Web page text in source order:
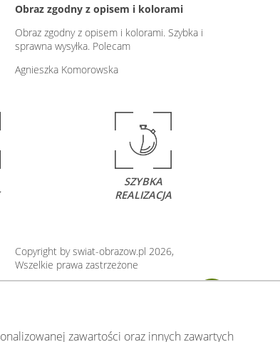
zawartości oraz innych zawartych
Obraz zgodny z opisem i kolorami
Obraz zgodny z opisem i kolorami. Szybka i
sprawna wysyłka. Polecam
Agnieszka Komorowska
SZYBKA
REALIZACJA
Copyright by swiat-obrazow.pl 2026,
Wszelkie prawa zastrzeżone